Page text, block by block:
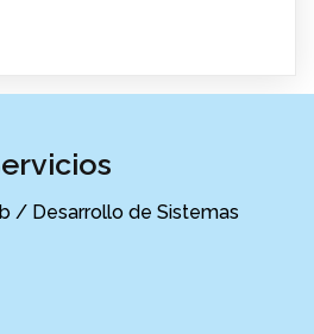
/ Desarrollo de Sistemas